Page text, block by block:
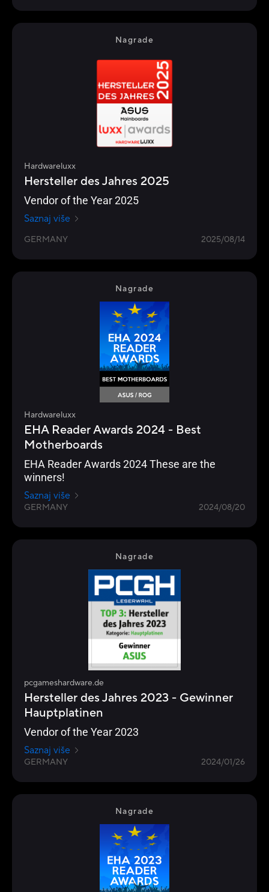
Nagrade
Hardwareluxx
Hersteller des Jahres 2025
Vendor of the Year 2025
Saznaj više
GERMANY 2025/08/14
Nagrade
Hardwareluxx
EHA Reader Awards 2024 - Best
Motherboards
EHA Reader Awards 2024 These are the
winners!
Saznaj više
GERMANY 2024/08/20
Nagrade
pcgameshardware.de
Hersteller des Jahres 2023 - Gewinner
Hauptplatinen
Vendor of the Year 2023
Saznaj više
GERMANY 2024/01/26
Nagrade